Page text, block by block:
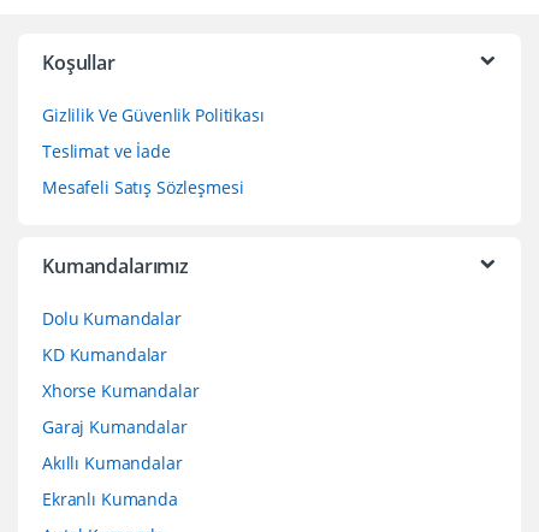
Koşullar
Gizlilik Ve Güvenlik Politikası
Teslimat ve İade
Mesafeli Satış Sözleşmesi
Kumandalarımız
Dolu Kumandalar
KD Kumandalar
Xhorse Kumandalar
Garaj Kumandalar
Akıllı Kumandalar
Ekranlı Kumanda